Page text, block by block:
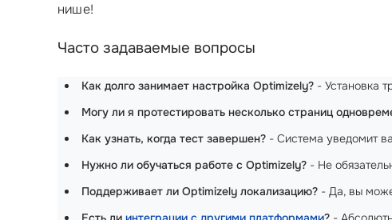
нише!
Часто задаваемые вопросы
Как долго занимает настройка Optimizely? - Установка
Могу ли я протестировать несколько страниц
Как узнать, когда тест завершен? - Система уведомит
Нужно ли обучаться работе с Optimizely? - Не
Поддерживает ли Optimizely локализацию? - Да, вы